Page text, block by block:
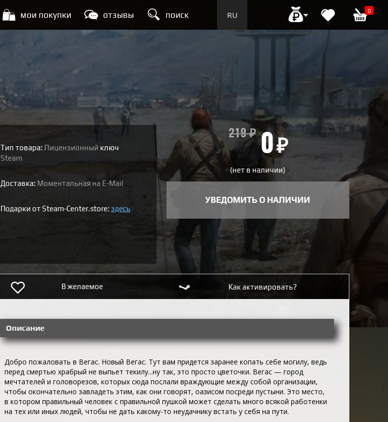
мои покупки отзывы поиск RU 0
Тип товара: Лицензионный ключ
Steam
Доставка: Моментальная на E-Mail
Подарки от Steam-Center.store: здесь
219₽ 0₽
(нет в наличии)
УВЕДОМИТЬ О НАЛИЧИИ
В желаемое Как активировать?
Описание
Добро пожаловать в Вегас. Новый Вегас. Тут вам придется заранее копать себе могилу, ведь
перед смертью храбрый не выпьет текилу...ну так, это просто цветочки. Вегас — город
мечтателей и головорезов, которых сюда послали враждующие между собой организации,
чтобы окончательно завладеть этим, как они говорят, оазисом посреди пустыни. Это место,
в котором правильный человек с правильной пушкой может сделать много всякой работенки
на тех или иных людей, чтобы не дать какому-то неудачнику встать у себя на пути.